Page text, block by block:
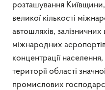
розташування Київщини,
великої кількості
автошляхів, залізничних
міжнародних
концентрації
території області
промислових